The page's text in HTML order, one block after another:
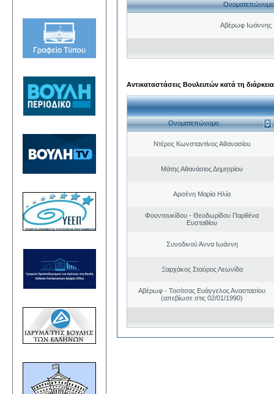
Ονοματεπώνυμο
Αβέρωφ Ιωάννης
Αντικαταστάσεις Βουλευτών κατά τη
Ονοματεπώνυμο
Ντέρος Κωνσταντίνος Αθανασίου
Μάτης Αθανάσιος Δημητρίου
Αρσένη Μαρία Ηλία
Φουντουκίδου - Θεοδωρίδου Παρθένα
Ευσταθίου
Συνοδινού Άννα Ιωάννη
Ξαρχάκος Σταύρος Λεωνίδα
Αβέρωφ - Τοσίτσας Ευάγγελος Αναστασίου
(απεβίωσε στις 02/01/1990)